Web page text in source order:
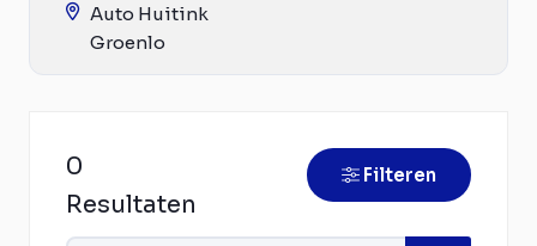
Auto Huitink
Groenlo
0
Resultaten
Filteren